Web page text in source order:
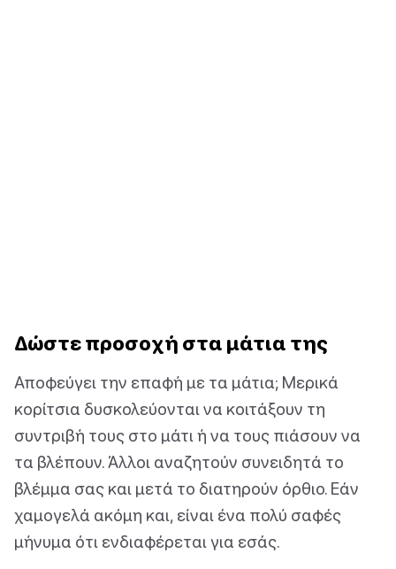
Δώστε προσοχή στα μάτια της
Αποφεύγει την επαφή με τα μάτια; Μερικά
κορίτσια δυσκολεύονται να κοιτάξουν τη
συντριβή τους στο μάτι ή να τους πιάσουν να
τα βλέπουν. Άλλοι αναζητούν συνειδητά το
βλέμμα σας και μετά το διατηρούν όρθιο. Εάν
χαμογελά ακόμη και, είναι ένα πολύ σαφές
μήνυμα ότι ενδιαφέρεται για εσάς.